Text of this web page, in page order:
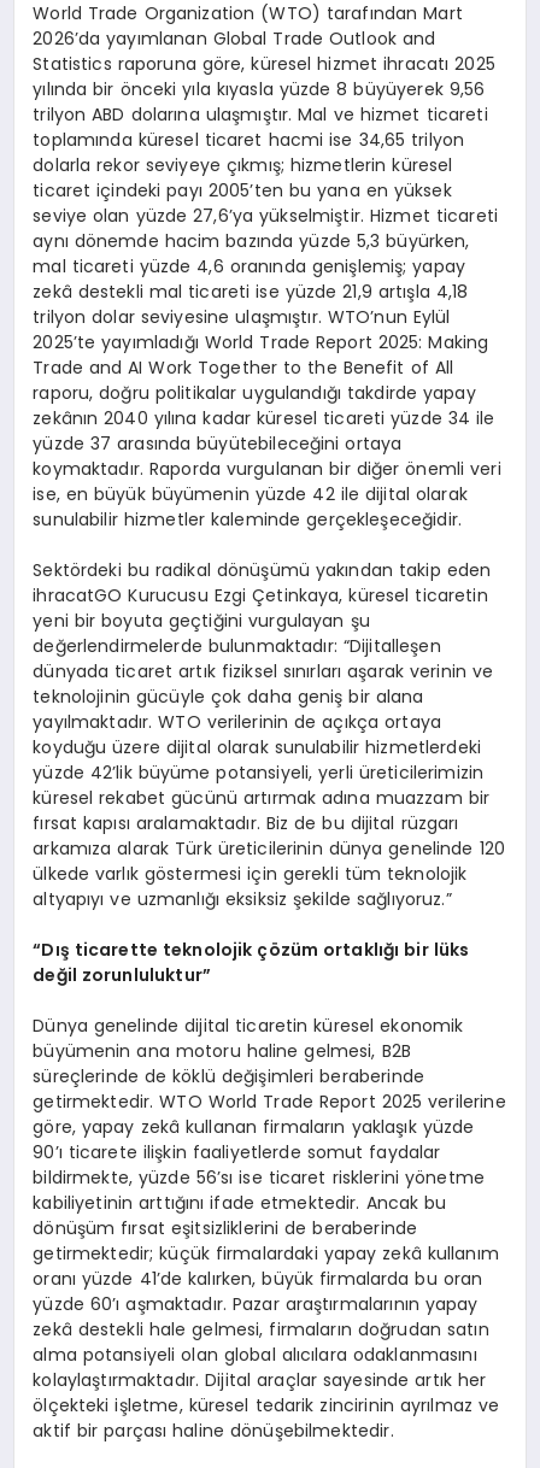
World Trade Organization (WTO) tarafından Mart
2026’da yayımlanan Global Trade Outlook and
Statistics raporuna göre, küresel hizmet ihracatı 2025
yılında bir önceki yıla kıyasla yüzde 8 büyüyerek 9,56
trilyon ABD dolarına ulaşmıştır. Mal ve hizmet ticareti
toplamında küresel ticaret hacmi ise 34,65 trilyon
dolarla rekor seviyeye çıkmış; hizmetlerin küresel
ticaret içindeki payı 2005’ten bu yana en yüksek
seviye olan yüzde 27,6’ya yükselmiştir. Hizmet ticareti
aynı dönemde hacim bazında yüzde 5,3 büyürken,
mal ticareti yüzde 4,6 oranında genişlemiş; yapay
zekâ destekli mal ticareti ise yüzde 21,9 artışla 4,18
trilyon dolar seviyesine ulaşmıştır. WTO’nun Eylül
2025’te yayımladığı World Trade Report 2025: Making
Trade and AI Work Together to the Benefit of All
raporu, doğru politikalar uygulandığı takdirde yapay
zekânın 2040 yılına kadar küresel ticareti yüzde 34 ile
yüzde 37 arasında büyütebileceğini ortaya
koymaktadır. Raporda vurgulanan bir diğer önemli veri
ise, en büyük büyümenin yüzde 42 ile dijital olarak
sunulabilir hizmetler kaleminde gerçekleşeceğidir.
Sektördeki bu radikal dönüşümü yakından takip eden
ihracatGO Kurucusu Ezgi Çetinkaya, küresel ticaretin
yeni bir boyuta geçtiğini vurgulayan şu
değerlendirmelerde bulunmaktadır: “Dijitalleşen
dünyada ticaret artık fiziksel sınırları aşarak verinin ve
teknolojinin gücüyle çok daha geniş bir alana
yayılmaktadır. WTO verilerinin de açıkça ortaya
koyduğu üzere dijital olarak sunulabilir hizmetlerdeki
yüzde 42’lik büyüme potansiyeli, yerli üreticilerimizin
küresel rekabet gücünü artırmak adına muazzam bir
fırsat kapısı aralamaktadır. Biz de bu dijital rüzgarı
arkamıza alarak Türk üreticilerinin dünya genelinde 120
ülkede varlık göstermesi için gerekli tüm teknolojik
altyapıyı ve uzmanlığı eksiksiz şekilde sağlıyoruz.”
“Dış ticarette teknolojik çözüm ortaklığı bir lüks
değil zorunluluktur”
Dünya genelinde dijital ticaretin küresel ekonomik
büyümenin ana motoru haline gelmesi, B2B
süreçlerinde de köklü değişimleri beraberinde
getirmektedir. WTO World Trade Report 2025 verilerine
göre, yapay zekâ kullanan firmaların yaklaşık yüzde
90’ı ticarete ilişkin faaliyetlerde somut faydalar
bildirmekte, yüzde 56’sı ise ticaret risklerini yönetme
kabiliyetinin arttığını ifade etmektedir. Ancak bu
dönüşüm fırsat eşitsizliklerini de beraberinde
getirmektedir; küçük firmalardaki yapay zekâ kullanım
oranı yüzde 41’de kalırken, büyük firmalarda bu oran
yüzde 60’ı aşmaktadır. Pazar araştırmalarının yapay
zekâ destekli hale gelmesi, firmaların doğrudan satın
alma potansiyeli olan global alıcılara odaklanmasını
kolaylaştırmaktadır. Dijital araçlar sayesinde artık her
ölçekteki işletme, küresel tedarik zincirinin ayrılmaz ve
aktif bir parçası haline dönüşebilmektedir.